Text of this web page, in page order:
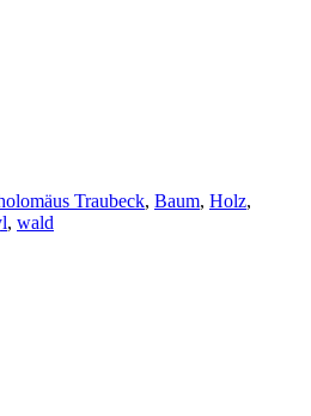
Traubeck, Baum, Holz,
, wald